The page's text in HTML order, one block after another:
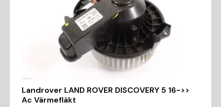
Landrover LAND ROVER DISCOVERY 5 16->>
Ac Värmefläkt